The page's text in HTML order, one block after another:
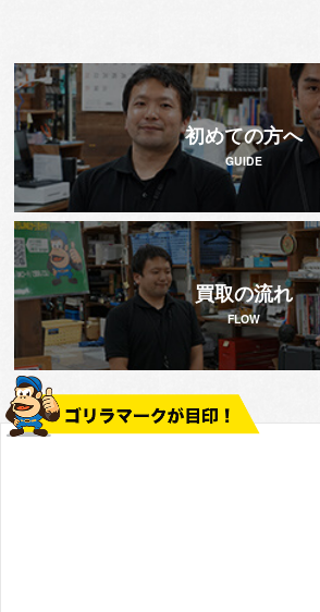
初めての方へ
GUIDE
買取の流れ
FLOW